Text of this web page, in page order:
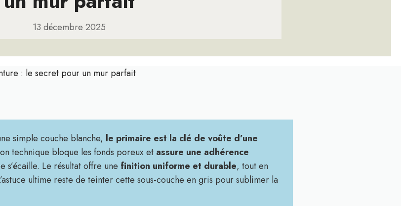
13 décembre 2025
: le secret pour un mur parfait
simple couche blanche, le primaire est la clé de voûte d’une
technique bloque les fonds poreux et assure une adhérence
Le résultat offre une finition uniforme et durable, tout en
ultime reste de teinter cette sous-couche en gris pour sublimer la